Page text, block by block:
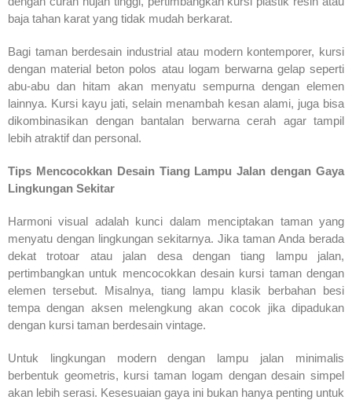
baja tahan karat yang tidak mudah berkarat.
Bagi taman berdesain industrial atau modern kontemporer, kursi
dengan material beton polos atau logam berwarna gelap seperti
abu-abu dan hitam akan menyatu sempurna dengan elemen
lainnya. Kursi kayu jati, selain menambah kesan alami, juga bisa
dikombinasikan dengan bantalan berwarna cerah agar tampil
lebih atraktif dan personal.
Tips Mencocokkan Desain Tiang Lampu Jalan dengan Gaya
Lingkungan Sekitar
Harmoni visual adalah kunci dalam menciptakan taman yang
menyatu dengan lingkungan sekitarnya. Jika taman Anda berada
dekat trotoar atau jalan desa dengan tiang lampu jalan,
pertimbangkan untuk mencocokkan desain kursi taman dengan
elemen tersebut. Misalnya, tiang lampu klasik berbahan besi
tempa dengan aksen melengkung akan cocok jika dipadukan
dengan kursi taman berdesain vintage.
Untuk lingkungan modern dengan lampu jalan minimalis
berbentuk geometris, kursi taman logam dengan desain simpel
akan lebih serasi. Kesesuaian gaya ini bukan hanya penting untuk